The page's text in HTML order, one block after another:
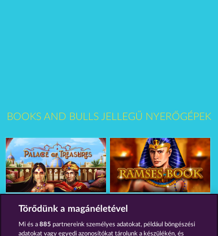
BOOKS AND BULLS JELLEGŰ NYERŐGÉPEK
Törődünk a magánéletével
Mi és a885 partnereink személyes adatokat, például böngészési
adatokat vagy egyedi azonosítókat tárolunk a készülékén, és